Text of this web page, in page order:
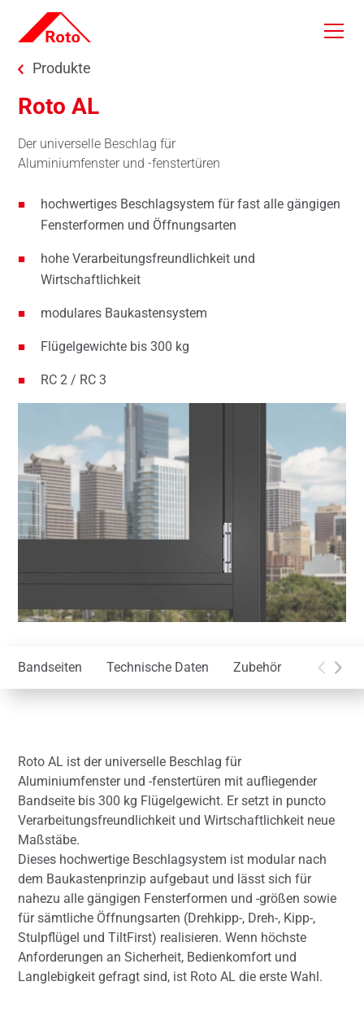
Skip to main content
You are here:
Produkte
Roto AL
Der universelle Beschlag für
Aluminiumfenster und -fenstertüren
hochwertiges Beschlagsystem für fast alle gängigen
Fensterformen und Öffnungsarten
hohe Verarbeitungsfreundlichkeit und
Wirtschaftlichkeit
modulares Baukastensystem
Flügelgewichte bis 300 kg
RC 2 / RC 3
Bandseiten Technische Daten Zubehör Montage
Roto AL ist der universelle Beschlag für
Aluminiumfenster und -fenstertüren mit aufliegender
Bandseite bis 300 kg Flügelgewicht. Er setzt in puncto
Verarbeitungsfreundlichkeit und Wirtschaftlichkeit neue
Maßstäbe.
Dieses hochwertige Beschlagsystem ist modular nach
dem Baukastenprinzip aufgebaut und lässt sich für
nahezu alle gängigen Fensterformen und -größen sowie
für sämtliche Öffnungsarten (Drehkipp-, Dreh-, Kipp-,
Stulpflügel und TiltFirst) realisieren. Wenn höchste
Anforderungen an Sicherheit, Bedienkomfort und
Langlebigkeit gefragt sind, ist Roto AL die erste Wahl.